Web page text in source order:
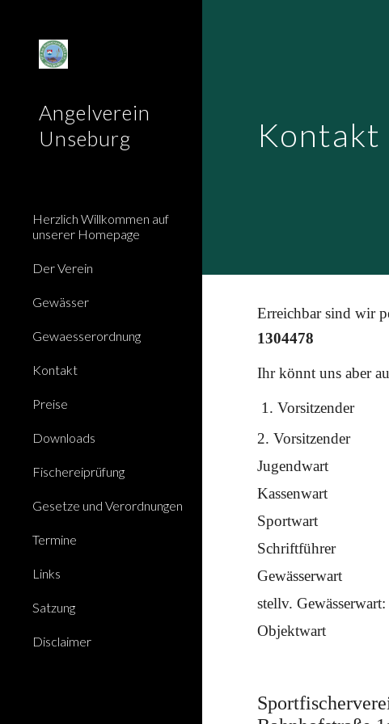
Angelverein
Unseburg
Herzlich Willkommen auf
unserer Homepage
Der Verein
Gewässer
Gewaesserordnung
Kontakt
Preise
Downloads
Fischereiprüfung
Gesetze und Verordnungen
Termine
Links
Satzung
Disclaimer
Kontakt
Erreichbar sind wir
1304478
Ihr könnt uns aber
1. Vorsitzender
2. Vorsitzender
Jugendwart
Kassenwart
Sportwart
Schriftführer
Gewässerwart
stellv. Gewässerwart:
Objektwart